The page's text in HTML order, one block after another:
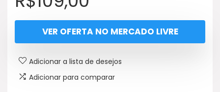
VER OFERTA NO MERCADO LIVRE
Adicionar a lista de desejos
Adicionar para comparar